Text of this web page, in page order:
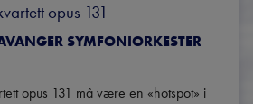
opus 131
SYMFONIORKESTER
opus 131 må være en «hotspot» i